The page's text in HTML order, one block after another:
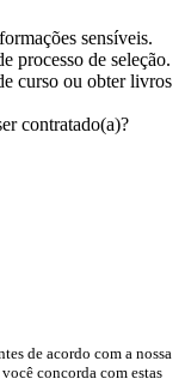
sensíveis.
processo de seleção.
curso ou obter livros
contratado(a)?
de acordo com a nossa
concorda com estas